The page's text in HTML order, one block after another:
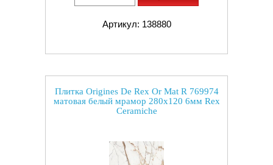
Артикул: 138880
Плитка Origines De Rex Or Mat R 769974
матовая белый мрамор 280x120 6мм Rex
Ceramiche